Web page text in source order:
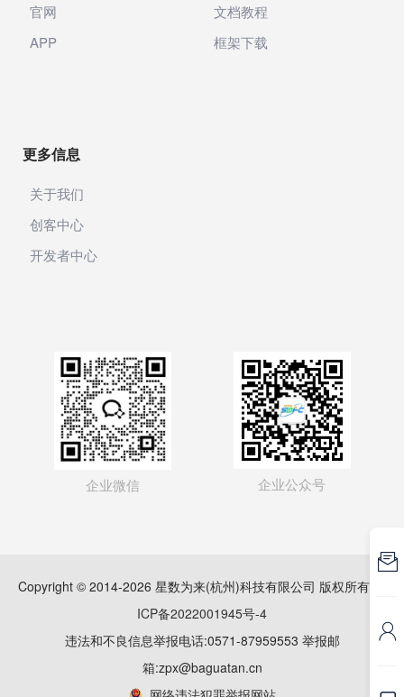
官网
APP
文档教程
框架下载
更多信息
关于我们
创客中心
开发者中心
企业微信 企业公众号
Copyright © 2014-2026 星数为来(杭州)科技有限公司 版权所有
ICP备2022001945号-4
违法和不良信息举报电话:0571-87959553 举报邮
箱:zpx@baguatan.cn

